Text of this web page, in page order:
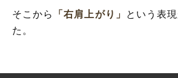
そこから 「右肩上がり」
という表
た。